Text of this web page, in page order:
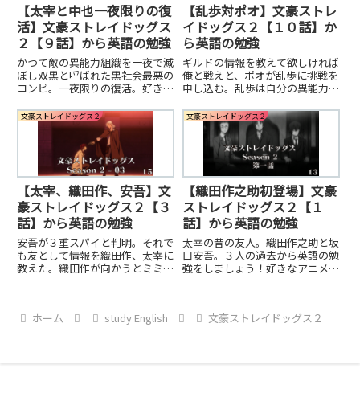
【太宰と中也一夜限りの復
活】文豪ストレイドッグス
２【９話】から英語の勉強
かつて敵の異能力組織を一夜で滅
ぼし双黒と呼ばれた黒社会最悪の
コンビ。一夜限りの復活。好きな
う！当サイト、SFromAは継続に
特化した英語とアニメのサイトで
す！英語上達のために「慣れる」
練習として毎日できる工夫をして
あります！好きなアニメを見てす
こ〜しだけ英語の勉強！
【乱歩対ポオ】文豪ストレ
イドッグス２【１０話】か
ら英語の勉強
ギルドの情報を教えて欲しければ
俺と戦えと、ポオが乱歩に挑戦を
申し込む。乱歩は自分の異能力を
領発揮できないが、、、好きなア
ニメから英語の勉強をしましょ
う！英語の上達には慣れが必要で
す。毎日継続して英語の勉強がで
きる工夫をしましょう！
文豪ストレイドッグス２
【太宰、織田作、安吾】文
豪ストレイドッグス２【３
話】から英語の勉強
安吾が３重スパイと判明。それで
も友として情報を織田作、太宰に
教えた。織田作が向かうとミミッ
語の勉強をしましょう！英語上達
文豪ストレイドッグス２
【織田作之助初登場】文豪
ストレイドッグス２【１
話】から英語の勉強
太宰の昔の友人。織田作之助と坂
口安吾。３人の過去から英語の勉
強をしましょう！好きなアニメか
ホーム
study English 文豪ストレイドッグス２